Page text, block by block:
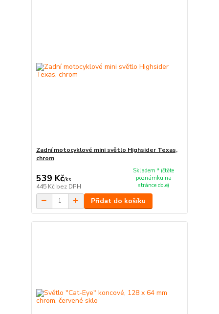
Zadní motocyklové mini světlo Highsider Texas,
chrom
539 Kč/ks
445 Kč bez DPH
Skladem * (čtěte
poznámku na
stránce dole)
Přidat do košíku